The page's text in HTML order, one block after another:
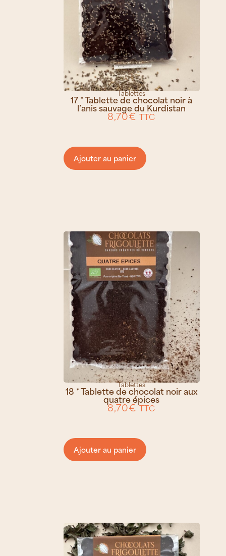
Tablettes
17 * Tablette de chocolat noir à
l’anis sauvage du Kurdistan
8,70€ TTC
Ajouter au panier
Tablettes
18 * Tablette de chocolat noir aux
quatre épices
8,70€ TTC
Ajouter au panier